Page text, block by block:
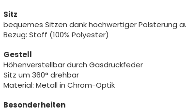
Sitz
bequemes Sitzen dank hochwertiger Polsterung
Bezug: Stoff (100% Polyester)
Gestell
Höhenverstellbar durch Gasdruckfeder
Sitz um 360° drehbar
Material: Metall in Chrom-Optik
Besonderheiten